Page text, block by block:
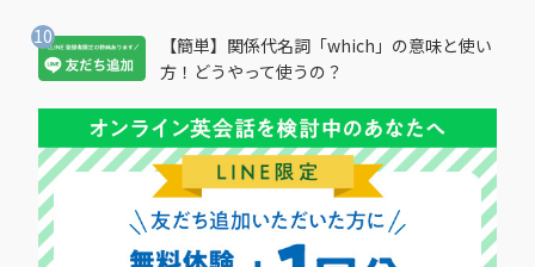
【簡単】関係代名詞「which」の意味と使い
方！どうやって使うの？